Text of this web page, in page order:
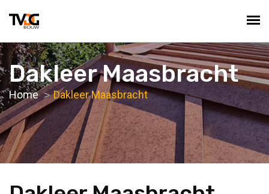
Dakleer Maasbracht
Home Dakleer Maasbracht